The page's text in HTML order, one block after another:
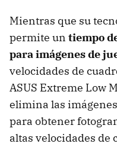
Mientras que su
permite un tiempo
para imágenes de
velocidades de
ASUS Extreme Low
elimina las
para obtener
altas velocidades de